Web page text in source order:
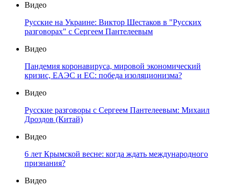
Видео
Русские на Украине: Виктор Шестаков в "Русских
разговорах" с Сергеем Пантелеевым
Видео
Пандемия коронавируса, мировой экономический
кризис, ЕАЭС и ЕС: победа изоляционизма?
Видео
Русские разговоры с Сергеем Пантелеевым: Михаил
Дроздов (Китай)
Видео
6 лет Крымской весне: когда ждать международного
признания?
Видео